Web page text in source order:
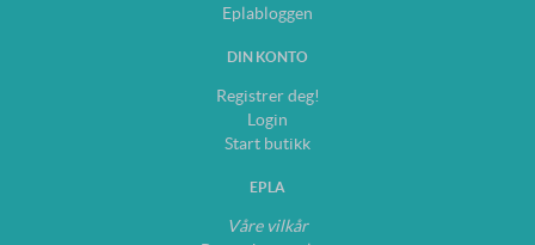
Eplabloggen
DIN KONTO
Registrer deg!
Login
Start butikk
EPLA
Våre vilkår